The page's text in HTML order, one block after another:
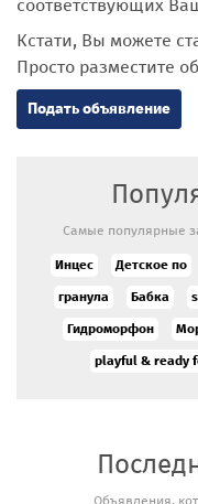
соответствующих
Кстати, Вы можете
Просто разместите
Подать объявление
Самые популярные
Инцес Детское по
гранула Бабка
Гидроморфон
playful & ready
Объявления,